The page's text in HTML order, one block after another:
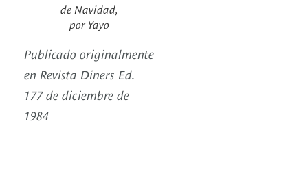
de Navidad,
por Yayo
Publicado originalmente
en Revista Diners Ed.
177 de diciembre de
1984